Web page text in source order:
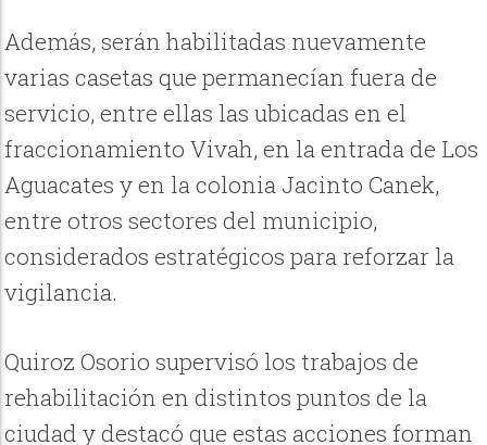
Además, serán habilitadas nuevamente
varias casetas que permanecían fuera de
servicio, entre ellas las ubicadas en el
fraccionamiento Vivah, en la entrada de Los
Aguacates y en la colonia Jacinto Canek,
entre otros sectores del municipio,
considerados estratégicos para reforzar la
vigilancia.
Quiroz Osorio supervisó los trabajos de
rehabilitación en distintos puntos de la
ciudad y destacó que estas acciones forman